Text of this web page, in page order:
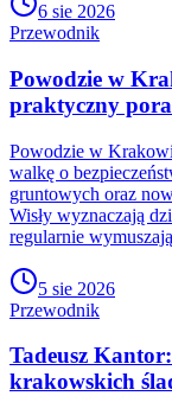
6 sie 2026
Przewodnik
Powodzie w
praktyczny
Powodzie w
walkę o
gruntowych oraz
Wisły wyznaczają
regularnie
5 sie 2026
Przewodnik
Tadeusz
krakowskich